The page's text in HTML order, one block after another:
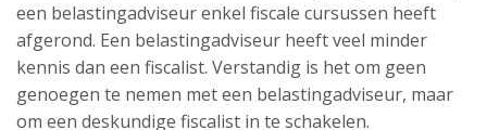
een belastingadviseur enkel fiscale cursussen heeft
afgerond. Een belastingadviseur heeft veel minder
kennis dan een fiscalist. Verstandig is het om geen
genoegen te nemen met een belastingadviseur, maar
om een deskundige fiscalist in te schakelen.